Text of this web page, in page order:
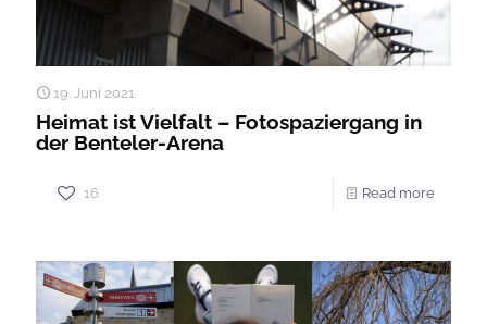
19. Juni 2021
Heimat ist Vielfalt – Fotospaziergang in
der Benteler-Arena
16 Read more